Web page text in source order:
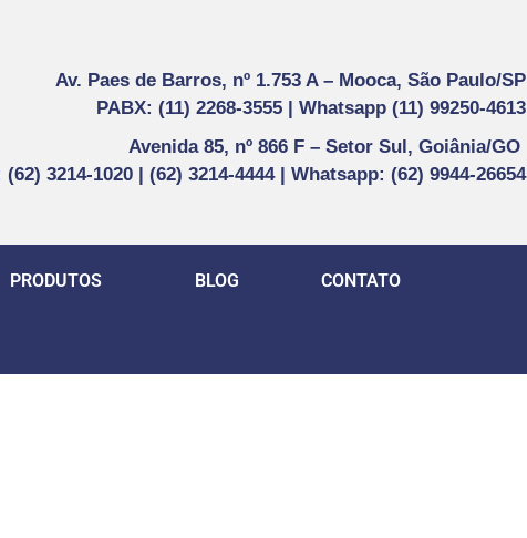
Av. Paes de Barros, nº 1.753 A – Mooca, São Paulo/SP
PABX: (11) 2268-3555 | Whatsapp (11) 99250-4613
Avenida 85, nº 866 F – Setor Sul, Goiânia/GO
(62) 3214-1020 | (62) 3214-4444 | Whatsapp: (62) 9944-26654
PRODUTOS BLOG CONTATO